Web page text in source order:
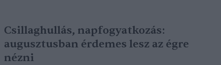
Csillaghullás, napfogyatkozás:
augusztusban érdemes lesz az égre
nézni